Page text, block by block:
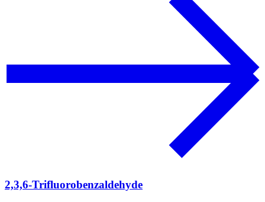
2,3,6-Trifluorobenzaldehyde